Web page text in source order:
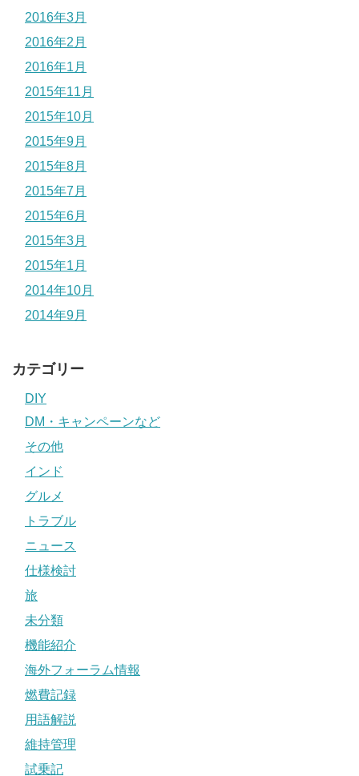
2016年3月
2016年2月
2016年1月
2015年11月
2015年10月
2015年9月
2015年8月
2015年7月
2015年6月
2015年3月
2015年1月
2014年10月
2014年9月
カテゴリー
DIY
DM・キャンペーンなど
その他
インド
グルメ
トラブル
ニュース
仕様検討
旅
未分類
機能紹介
海外フォーラム情報
燃費記録
用語解説
維持管理
試乗記